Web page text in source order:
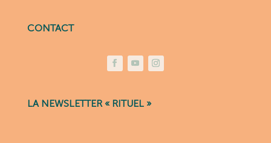
CONTACT
LA NEWSLETTER « RITUEL »